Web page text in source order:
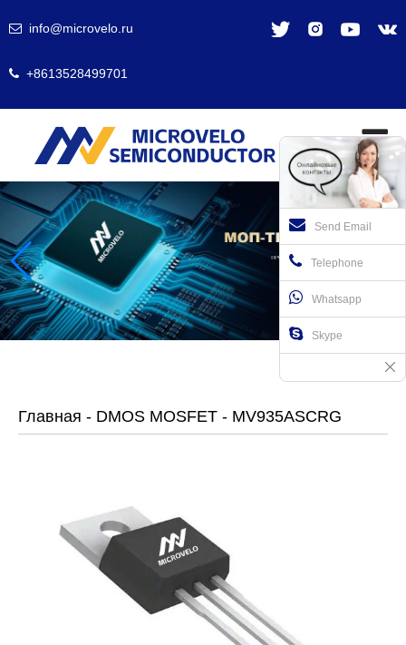
info@microvelo.ru
+8613528499701
Главная - DMOS MOSFET - MV935ASCRG
Send Email
Telephone
Whatsapp
Skype